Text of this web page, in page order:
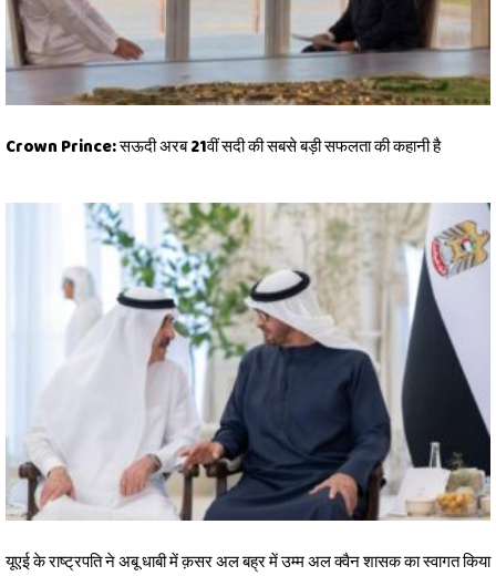
Crown Prince: सऊदी अरब 21वीं सदी की सबसे बड़ी सफलता की कहानी है
यूएई के राष्ट्रपति ने अबू धाबी में क़सर अल बह्र में उम्म अल क्वैन शासक का स्वागत किया